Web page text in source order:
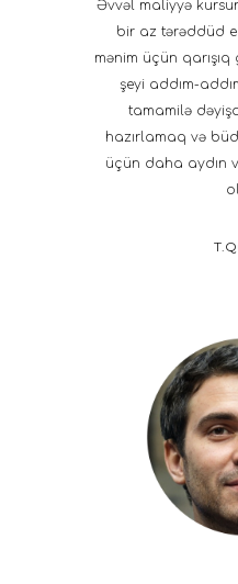
Əvvəl maliyyə
bir az tərəddüd
mənim üçün
şeyi addım-
tamamilə
hazırlamaq və
üçün daha aydın